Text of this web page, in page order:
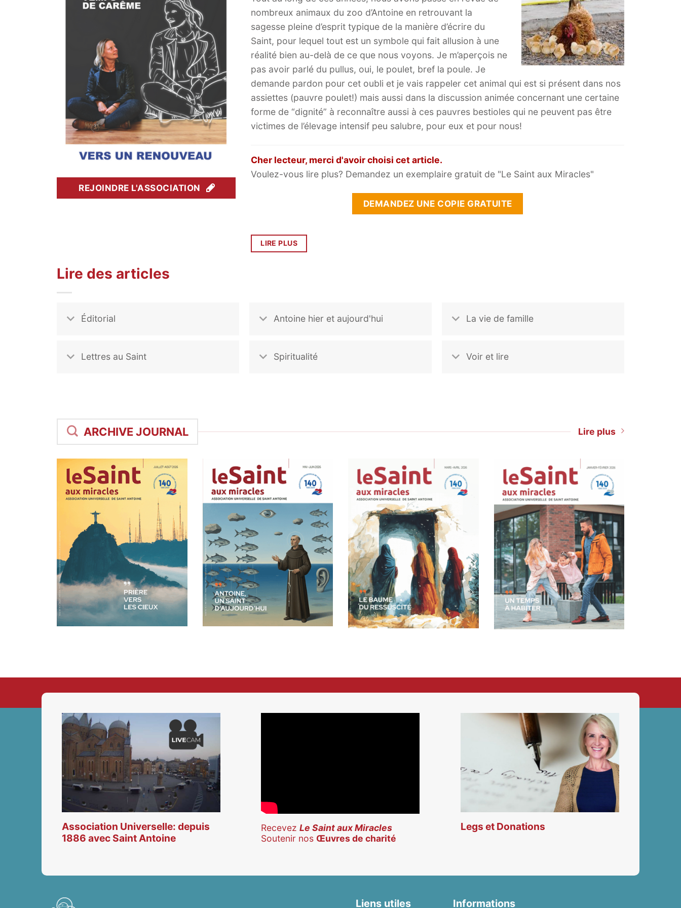
REJOINDRE L'ASSOCIATION
nombreux animaux du zoo d’Antoine en retrouvant la
sagesse pleine d’esprit typique de la manière d’écrire du
Saint, pour lequel tout est un symbole qui fait allusion à une
réalité bien au-delà de ce que nous voyons. Je m’aperçois ne
pas avoir parlé du pullus, oui, le poulet, bref la poule. Je
demande pardon pour cet oubli et je vais rappeler cet animal qui est si présent dans nos
assiettes (pauvre poulet!) mais aussi dans la discussion animée concernant une certaine
forme de “dignité” à reconnaître aussi à ces pauvres bestioles qui ne peuvent pas être
victimes de l’élevage intensif peu salubre, pour eux et pour nous!
Cher lecteur, merci d'avoir choisi cet article.
Voulez-vous lire plus? Demandez un exemplaire gratuit de "Le Saint aux Miracles"
DEMANDEZ UNE COPIE GRATUITE
LIRE PLUS
Lire des articles
Éditorial
Lettres au Saint
Antoine hier et aujourd'hui
Spiritualité
La vie de famille
Voir et lire
ARCHIVE JOURNAL Lire plus
Association Universelle: depuis
1886 avec Saint Antoine
RecevezLe Saint aux Miracles
Soutenir nos Œuvres de charité
Legs et Donations
Liens utiles Informations